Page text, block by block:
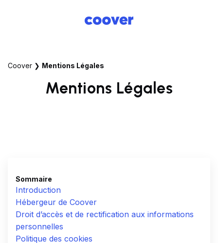
Coover ❯ Mentions Légales
Mentions Légales
Sommaire
Introduction
Hébergeur de Coover
Droit d’accès et de rectification aux informations
personnelles
Politique des cookies